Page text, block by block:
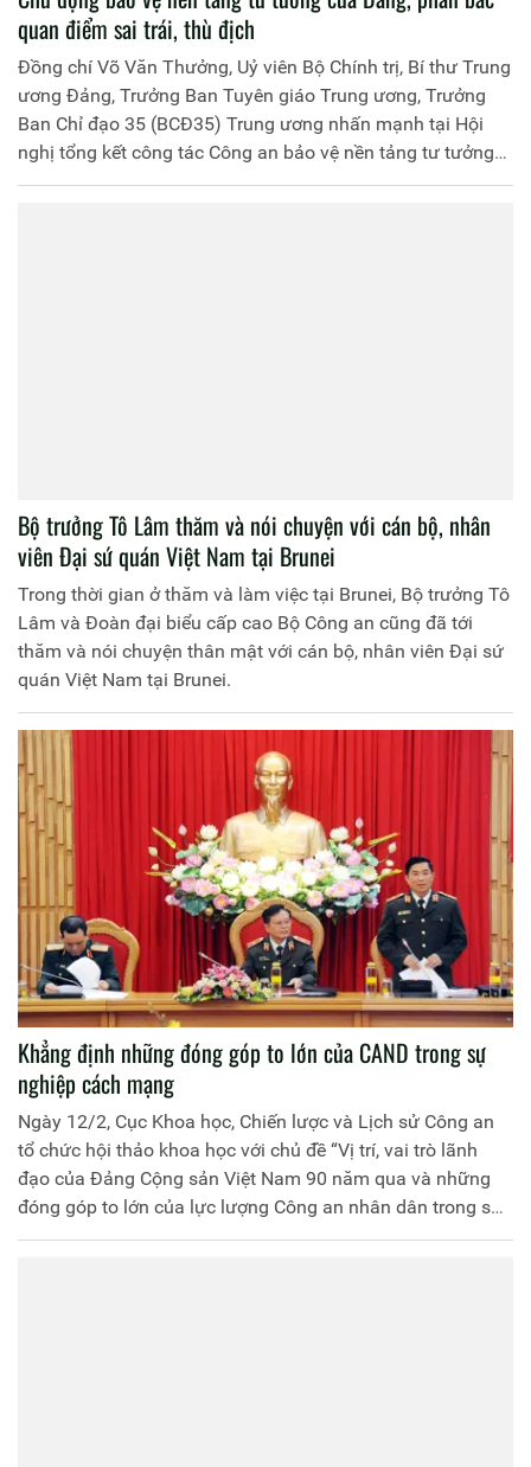
quan điểm sai trái, thù địch
Đồng chí Võ Văn Thưởng, Uỷ viên Bộ Chính trị, Bí thư Trung
ương Đảng, Trưởng Ban Tuyên giáo Trung ương, Trưởng
Ban Chỉ đạo 35 (BCĐ35) Trung ương nhấn mạnh tại Hội
nghị tổng kết công tác Công an bảo vệ nền tảng tư tưởng
của Đảng, đấu tranh phản bác các quan điểm sai trái, thù
Bộ trưởng Tô Lâm thăm và nói chuyện với cán bộ, nhân
viên Đại sứ quán Việt Nam tại Brunei
Trong thời gian ở thăm và làm việc tại Brunei, Bộ trưởng Tô
Lâm và Đoàn đại biểu cấp cao Bộ Công an cũng đã tới
thăm và nói chuyện thân mật với cán bộ, nhân viên Đại sứ
quán Việt Nam tại Brunei.
Khẳng định những đóng góp to lớn của CAND trong sự
nghiệp cách mạng
Ngày 12/2, Cục Khoa học, Chiến lược và Lịch sử Công an
tổ chức hội thảo khoa học với chủ đề “Vị trí, vai trò lãnh
đạo của Đảng Cộng sản Việt Nam 90 năm qua và những
đóng góp to lớn của lực lượng Công an nhân dân trong sự
nghiệp cách mạng”.